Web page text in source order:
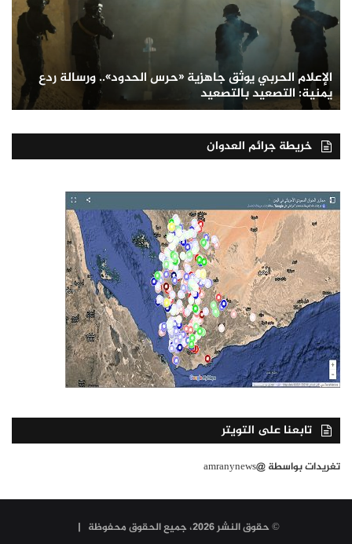
الإعلام الحربي يوثق جاهزية «حرس الحدود».. ورسالة ردع
يمنية: التصعيد بالتصعيد
خريطة جرائم العدوان
تابعنا على التويتر
تغريدات بواسطة @amranynews
© حقوق النشر 2026، جميع الحقوق محفوظة |